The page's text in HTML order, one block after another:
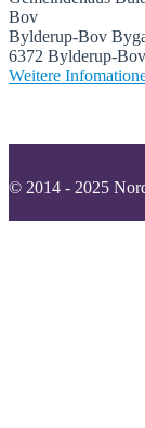
Bov
Bylderup-Bov
6372 Bylderup-Bov
Weitere
© 2014 - 2025